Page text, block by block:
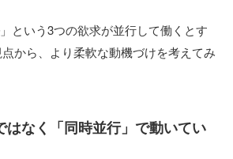
」という3つの欲求が並行して働くとす
から、より柔軟な動機づけを考えてみ
はなく「同時並行」で動いてい